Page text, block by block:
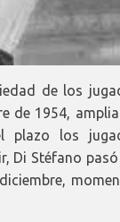
de los
de 1954,
plazo los
Di Stéfano